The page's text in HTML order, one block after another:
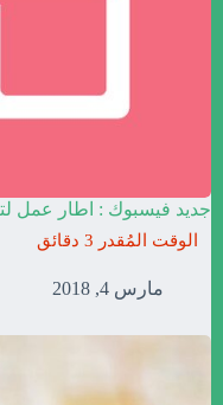
جديد فيسبوك : اطار عمل
مارس 4, 2018